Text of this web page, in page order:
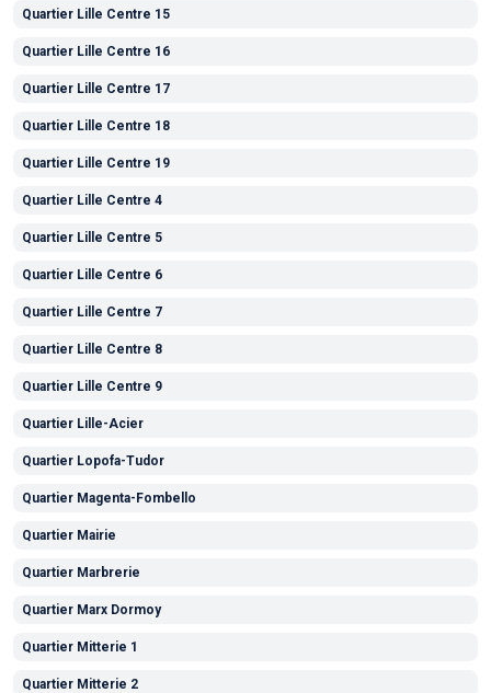
Quartier Lille Centre 15
Quartier Lille Centre 16
Quartier Lille Centre 17
Quartier Lille Centre 18
Quartier Lille Centre 19
Quartier Lille Centre 4
Quartier Lille Centre 5
Quartier Lille Centre 6
Quartier Lille Centre 7
Quartier Lille Centre 8
Quartier Lille Centre 9
Quartier Lille-Acier
Quartier Lopofa-Tudor
Quartier Magenta-Fombello
Quartier Mairie
Quartier Marbrerie
Quartier Marx Dormoy
Quartier Mitterie 1
Quartier Mitterie 2